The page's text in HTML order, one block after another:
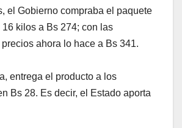
el Gobierno compraba el paquete
kilos a Bs 274; con las
ahora lo hace a Bs 341.
entrega el producto a los
Bs 28. Es decir, el Estado aporta